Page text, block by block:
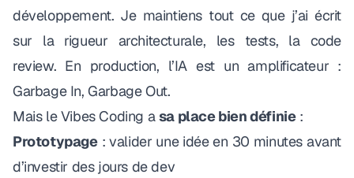
développement. Je maintiens tout ce que j’ai écrit
sur la rigueur architecturale, les tests, la code
review. En production, l’IA est un amplificateur :
Garbage In, Garbage Out.
Mais le Vibes Coding asa place bien définie:
Prototypage: valider une idée en 30 minutes avant
d’investir des jours de dev